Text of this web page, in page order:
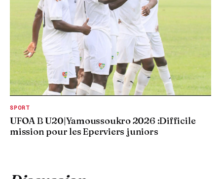
SPORT
UFOA B U20|Yamoussoukro 2026 :Difficile
mission pour les Eperviers juniors